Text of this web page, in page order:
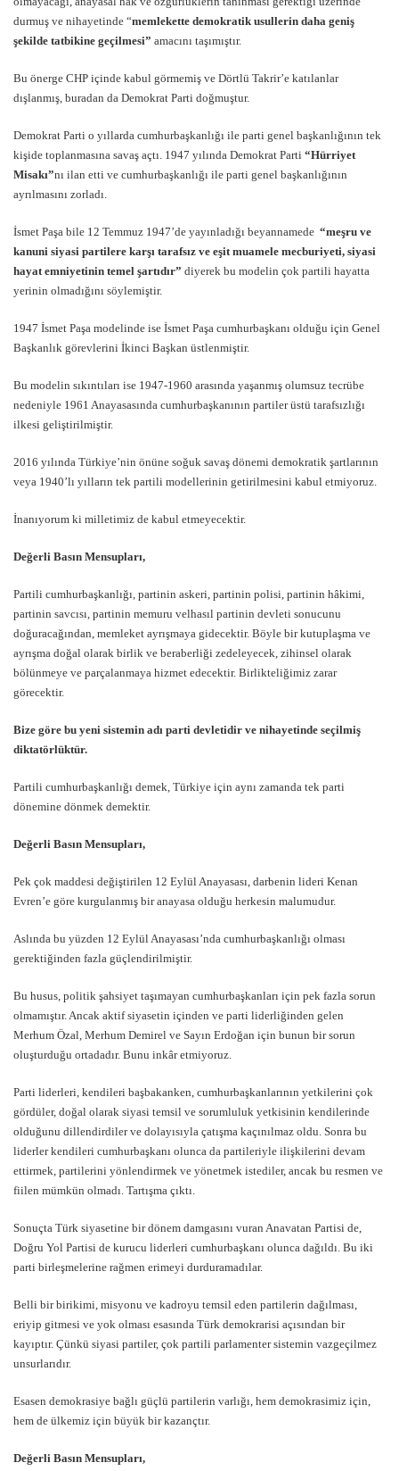
durmuş ve nihayetinde “memlekette demokratik usullerin daha geniş
şekilde tatbikine geçilmesi” amacını taşımıştır.
Bu önerge CHP içinde kabul görmemiş ve Dörtlü Takrir’e katılanlar
dışlanmış, buradan da Demokrat Parti doğmuştur.
Demokrat Parti o yıllarda cumhurbaşkanlığı ile parti genel başkanlığının tek
kişide toplanmasına savaş açtı. 1947 yılında Demokrat Parti “Hürriyet
Misakı”nı ilan etti ve cumhurbaşkanlığı ile parti genel başkanlığının
ayrılmasını zorladı.
İsmet Paşa bile 12 Temmuz 1947’de yayınladığı beyannamede “meşru ve
kanuni siyasi partilere karşı tarafsız ve eşit muamele mecburiyeti, siyasi
hayat emniyetinin temel şartıdır” diyerek bu modelin çok partili hayatta
yerinin olmadığını söylemiştir.
1947 İsmet Paşa modelinde ise İsmet Paşa cumhurbaşkanı olduğu için Genel
Başkanlık görevlerini İkinci Başkan üstlenmiştir.
Bu modelin sıkıntıları ise 1947-1960 arasında yaşanmış olumsuz tecrübe
nedeniyle 1961 Anayasasında cumhurbaşkanının partiler üstü tarafsızlığı
ilkesi geliştirilmiştir.
2016 yılında Türkiye’nin önüne soğuk savaş dönemi demokratik şartlarının
veya 1940’lı yılların tek partili modellerinin getirilmesini kabul etmiyoruz.
İnanıyorum ki milletimiz de kabul etmeyecektir.
Değerli Basın Mensupları,
Partili cumhurbaşkanlığı, partinin askeri, partinin polisi, partinin hâkimi,
partinin savcısı, partinin memuru velhasıl partinin devleti sonucunu
doğuracağından, memleket ayrışmaya gidecektir. Böyle bir kutuplaşma ve
ayrışma doğal olarak birlik ve beraberliği zedeleyecek, zihinsel olarak
bölünmeye ve parçalanmaya hizmet edecektir. Birlikteliğimiz zarar
görecektir.
Bize göre bu yeni sistemin adı parti devletidir ve nihayetinde seçilmiş
diktatörlüktür.
Partili cumhurbaşkanlığı demek, Türkiye için aynı zamanda tek parti
dönemine dönmek demektir.
Değerli Basın Mensupları,
Pek çok maddesi değiştirilen 12 Eylül Anayasası, darbenin lideri Kenan
Evren’e göre kurgulanmış bir anayasa olduğu herkesin malumudur.
Aslında bu yüzden 12 Eylül Anayasası’nda cumhurbaşkanlığı olması
gerektiğinden fazla güçlendirilmiştir.
Bu husus, politik şahsiyet taşımayan cumhurbaşkanları için pek fazla sorun
olmamıştır. Ancak aktif siyasetin içinden ve parti liderliğinden gelen
Merhum Özal, Merhum Demirel ve Sayın Erdoğan için bunun bir sorun
oluşturduğu ortadadır. Bunu inkâr etmiyoruz.
Parti liderleri, kendileri başbakanken, cumhurbaşkanlarının yetkilerini çok
gördüler, doğal olarak siyasi temsil ve sorumluluk yetkisinin kendilerinde
olduğunu dillendirdiler ve dolayısıyla çatışma kaçınılmaz oldu. Sonra bu
liderler kendileri cumhurbaşkanı olunca da partileriyle ilişkilerini devam
ettirmek, partilerini yönlendirmek ve yönetmek istediler, ancak bu resmen ve
fiilen mümkün olmadı. Tartışma çıktı.
Sonuçta Türk siyasetine bir dönem damgasını vuran Anavatan Partisi de,
Doğru Yol Partisi de kurucu liderleri cumhurbaşkanı olunca dağıldı. Bu iki
parti birleşmelerine rağmen erimeyi durduramadılar.
Belli bir birikimi, misyonu ve kadroyu temsil eden partilerin dağılması,
eriyip gitmesi ve yok olması esasında Türk demokrarisi açısından bir
kayıptır. Çünkü siyasi partiler, çok partili parlamenter sistemin vazgeçilmez
unsurlarıdır.
Esasen demokrasiye bağlı güçlü partilerin varlığı, hem demokrasimiz için,
hem de ülkemiz için büyük bir kazançtır.
Değerli Basın Mensupları,